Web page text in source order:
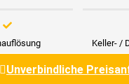
Keller- /
Unverbindliche